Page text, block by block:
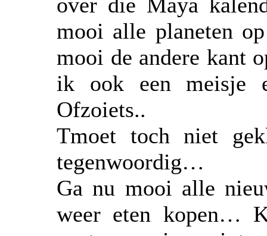
over die Maya
mooi alle planeten
mooi de andere kant
ik ook een meisje
Ofzoiets..
Tmoet toch niet
tegenwoordig…
Ga nu mooi alle
weer eten kopen…